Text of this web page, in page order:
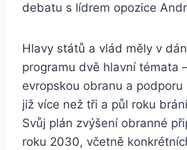
debatu s lídrem opozice
Hlavy států a vlád měly v
programu dvě hlavní témata
evropskou obranu a podporu
již více než tři a půl roku
Svůj plán zvýšení obranné
roku 2030, včetně